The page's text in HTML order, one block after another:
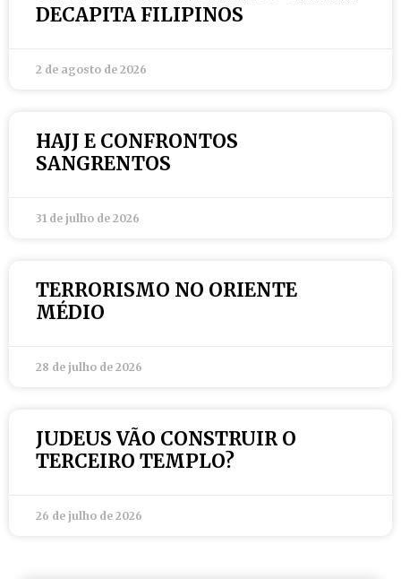
DECAPITA FILIPINOS
2 de agosto de 2026
HAJJ E CONFRONTOS
SANGRENTOS
31 de julho de 2026
TERRORISMO NO ORIENTE
MÉDIO
28 de julho de 2026
JUDEUS VÃO CONSTRUIR O
TERCEIRO TEMPLO?
26 de julho de 2026